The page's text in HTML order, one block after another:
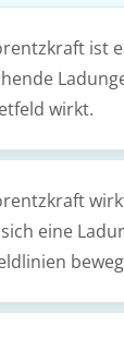
ist
wirkt.
eine